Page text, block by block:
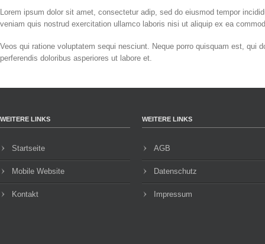
Lorem ipsum dolor sit amet, consectetur adip, sed do eiusmod tempor
veniam quis nostrud exercitation ullamco laboris nisi ut aliquip ex ea
Veos qui ratione voluptatem sequi nesciunt. Neque porro quisquam est,
perferendis doloribus asperiores ut labore et.
WEITERE LINKS
Startseite
Mobile Website
Kontakt
WEITERE LINKS
AGB
Datenschutz
Impressum